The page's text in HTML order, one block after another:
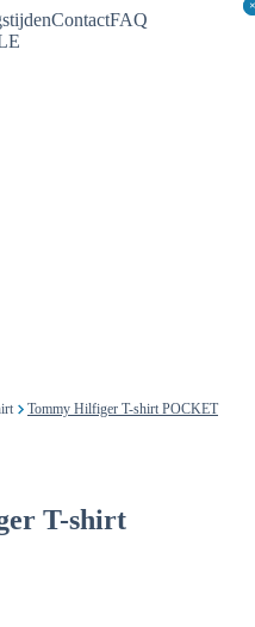
ContactFAQ
×
×
Tommy Hilfiger T-shirt POCKET
T-shirt